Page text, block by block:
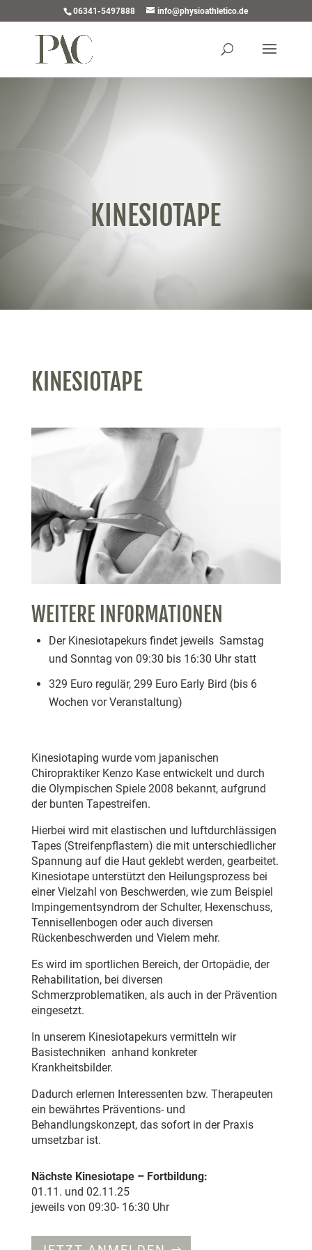
06341-5497888 info@physioathletico.de
KINESIOTAPE
KINESIOTAPE
WEITERE INFORMATIONEN
Der Kinesiotapekurs findet jeweils Samstag
und Sonntag von 09:30 bis 16:30 Uhr statt
329 Euro regulär, 299 Euro Early Bird (bis 6
Wochen vor Veranstaltung)
Kinesiotaping wurde vom japanischen
Chiropraktiker Kenzo Kase entwickelt und durch
die Olympischen Spiele 2008 bekannt, aufgrund
der bunten Tapestreifen.
Hierbei wird mit elastischen und luftdurchlässigen
Tapes (Streifenpflastern) die mit unterschiedlicher
Spannung auf die Haut geklebt werden, gearbeitet.
Kinesiotape unterstützt den Heilungsprozess bei
einer Vielzahl von Beschwerden, wie zum Beispiel
Impingementsyndrom der Schulter, Hexenschuss,
Tennisellenbogen oder auch diversen
Rückenbeschwerden und Vielem mehr.
Es wird im sportlichen Bereich, der Ortopädie, der
Rehabilitation, bei diversen
Schmerzproblematiken, als auch in der Prävention
eingesetzt.
In unserem Kinesiotapekurs vermitteln wir
Basistechniken anhand konkreter
Krankheitsbilder.
Dadurch erlernen Interessenten bzw. Therapeuten
ein bewährtes Präventions- und
Behandlungskonzept, das sofort in der Praxis
umsetzbar ist.
Nächste Kinesiotape – Fortbildung:
01.11. und 02.11.25
jeweils von 09:30- 16:30 Uhr